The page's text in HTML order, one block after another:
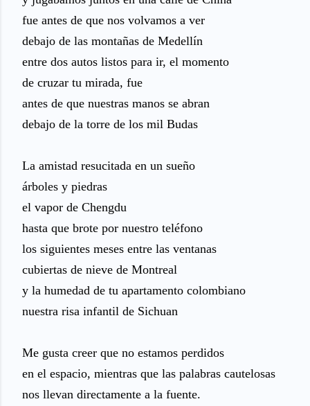
fue antes de que nos volvamos a ver
debajo de las montañas de Medellín
entre dos autos listos para ir, el momento
de cruzar tu mirada, fue
antes de que nuestras manos se abran
debajo de la torre de los mil Budas
La amistad resucitada en un sueño
árboles y piedras
el vapor de Chengdu
hasta que brote por nuestro teléfono
los siguientes meses entre las ventanas
cubiertas de nieve de Montreal
y la humedad de tu apartamento colombiano
nuestra risa infantil de Sichuan
Me gusta creer que no estamos perdidos
en el espacio, mientras que las palabras cautelosas
nos llevan directamente a la fuente.